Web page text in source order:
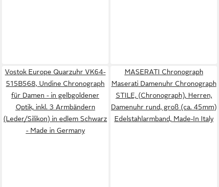
Vostok Europe Quarzuhr VK64-
515B568, Undine Chronograph
für Damen - in gelbgoldener
Optik, inkl. 3 Armbändern
(Leder/Silikon) in edlem Schwarz
- Made in Germany
MASERATI Chronograph
Maserati Damenuhr Chronograph
STILE, (Chronograph), Herren,
Damenuhr rund, groß (ca. 45mm)
Edelstahlarmband, Made-In Italy